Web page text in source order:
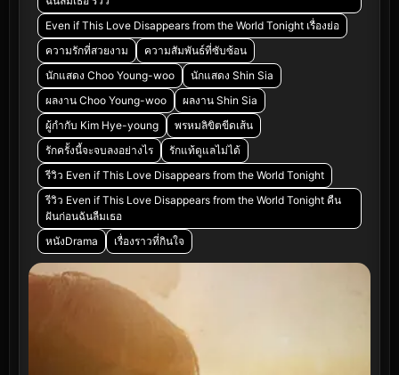
Even if This Love Disappears from the World Tonight เรื่องย่อ
ความรักที่สวยงาม
ความสัมพันธ์ที่ซับซ้อน
นักแสดง Choo Young-woo
นักแสดง Shin Sia
ผลงาน Choo Young-woo
ผลงาน Shin Sia
ผู้กำกับ Kim Hye-young
พรหมลิขิตขีดเส้น
รักครั้งนี้จะจบลงอย่างไร
รักแท้ดูแลไม่ได้
รีวิว Even if This Love Disappears from the World Tonight
รีวิว Even if This Love Disappears from the World Tonight คืน
ฝันก่อนฉันลืมเธอ
หนังDrama
เรื่องราวที่กินใจ